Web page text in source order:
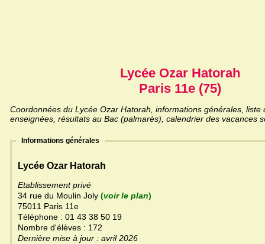
Lycée Ozar Hatorah
Paris 11e (75)
Coordonnées du Lycée Ozar Hatorah, informations générales, liste
enseignées, résultats au Bac (palmarès), calendrier des vacances
Informations générales
Lycée Ozar Hatorah
Etablissement privé
34 rue du Moulin Joly (voir le plan)
75011 Paris 11e
Téléphone : 01 43 38 50 19
Nombre d'élèves : 172
Dernière mise à jour : avril 2026